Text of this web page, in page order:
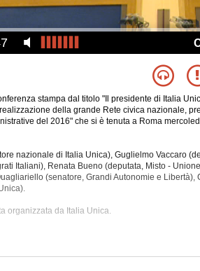
stampa dal titolo "Il presidente di Italia
della grande Rete civica nazionale,
del 2016" che si è tenuta a Roma
nazionale di Italia Unica), Guglielmo Vaccaro
Italiani), Renata Bueno (deputata, Misto -
(senatore, Grandi Autonomie e Libertà),
organizzata da Italia Unica.
Parlamento, Partito Democratico,